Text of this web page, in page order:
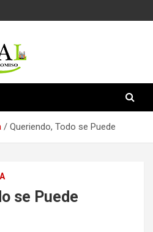
Queriendo, Todo se Puede
se Puede